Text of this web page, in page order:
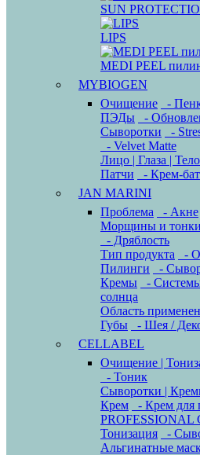
SUN
LIPS
MEDI PEEL
MYBIOGEN
Очищение
-
ПЭДы
-
Сыворотки
-
- Velvet Matte
Лицо | Глаза | Тело
Патчи
- Крем-
JAN MARINI
Проблема
- Акне
Морщины и
- Дряблость
Тип продукта
-
Пилинги
-
Кремы
-
солнца
Область
Губы
- Шея /
CELLABEL
Очищение |
- Тоник
Сыворотки |
Крем
- Крем для
PROFESSIONAL
Тонизация
-
Альгинатные